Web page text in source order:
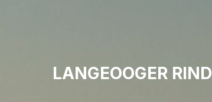
LANGEOOGER RIND